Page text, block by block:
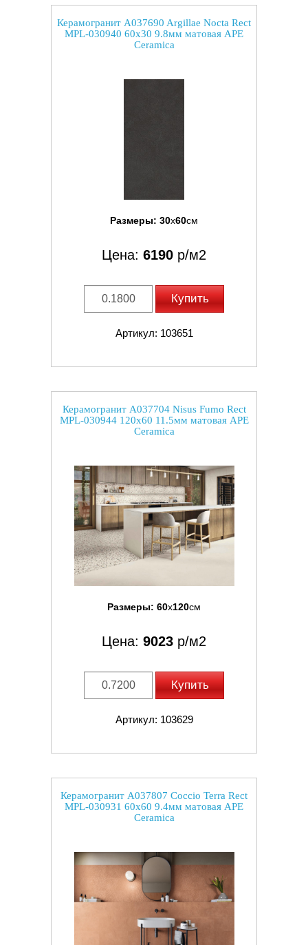
Керамогранит A037690 Argillae Nocta Rect
MPL-030940 60x30 9.8мм матовая APE
Ceramica
Размеры: 30x60см
Цена: 6190 р/м2
Купить
Артикул: 103651
Керамогранит A037704 Nisus Fumo Rect
MPL-030944 120x60 11.5мм матовая APE
Ceramica
Размеры: 60x120см
Цена: 9023 р/м2
Купить
Артикул: 103629
Керамогранит A037807 Coccio Terra Rect
MPL-030931 60x60 9.4мм матовая APE
Ceramica